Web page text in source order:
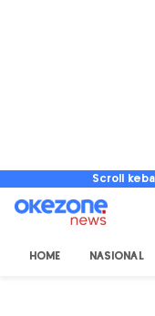
Scroll
HOME NASIONAL